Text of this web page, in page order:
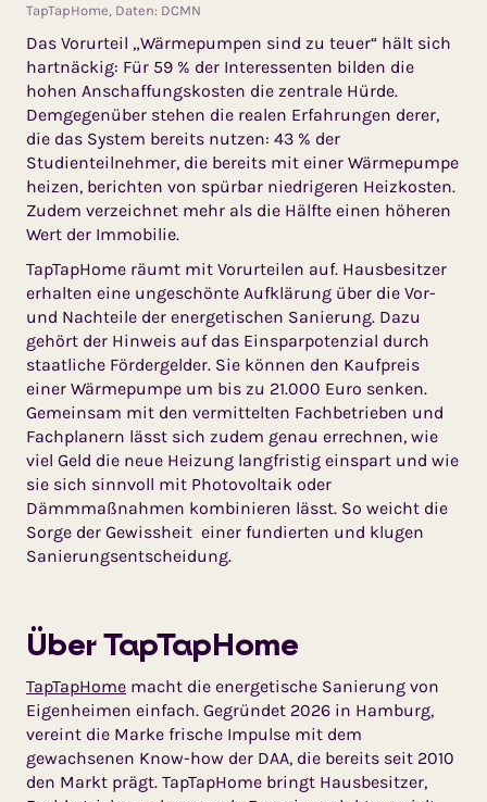
TapTapHome, Daten: DCMN
Das Vorurteil „Wärmepumpen sind zu teuer“ hält sich
hartnäckig: Für 59 % der Interessenten bilden die
hohen Anschaffungskosten die zentrale Hürde.
Demgegenüber stehen die realen Erfahrungen derer,
die das System bereits nutzen: 43 % der
Studienteilnehmer, die bereits mit einer Wärmepumpe
heizen, berichten von spürbar niedrigeren Heizkosten.
Zudem verzeichnet mehr als die Hälfte einen höheren
Wert der Immobilie.
TapTapHome räumt mit Vorurteilen auf. Hausbesitzer
erhalten eine ungeschönte Aufklärung über die Vor-
und Nachteile der energetischen Sanierung. Dazu
gehört der Hinweis auf das Einsparpotenzial durch
staatliche Fördergelder. Sie können den Kaufpreis
einer Wärmepumpe um bis zu 21.000 Euro senken.
Gemeinsam mit den vermittelten Fachbetrieben und
Fachplanern lässt sich zudem genau errechnen, wie
viel Geld die neue Heizung langfristig einspart und wie
sie sich sinnvoll mit Photovoltaik oder
Dämmmaßnahmen kombinieren lässt. So weicht die
Sorge der Gewissheit einer fundierten und klugen
Sanierungsentscheidung.
Über TapTapHome
TapTapHome macht die energetische Sanierung von
Eigenheimen einfach. Gegründet 2026 in Hamburg,
vereint die Marke frische Impulse mit dem
gewachsenen Know-how der DAA, die bereits seit 2010
den Markt prägt. TapTapHome bringt Hausbesitzer,